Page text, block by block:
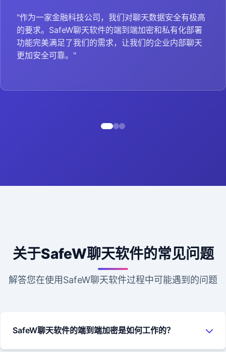
"作为一家金融科技公司，我们对聊天数据安全有极高
的要求。SafeW聊天软件的端到端加密和私有化部署
功能完美满足了我们的需求，让我们的企业内部聊天
更加安全可靠。"
关于SafeW聊天软件的常见问题
解答您在使用SafeW聊天软件过程中可能遇到的问题
SafeW聊天软件的端到端加密是如何工作的？